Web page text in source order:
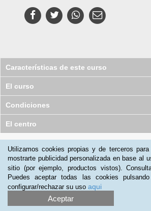
Características de este curso
El curso
Condiciones
El centro
Utilizamos cookies propias y de terceros
mostrarte publicidad personalizada en base al
sitio (por ejemplo, productos vistos).
Puedes aceptar todas las cookies
configurar/rechazar su uso aqui
Aceptar
Promociona tu negocio |
2012-2026 Aprendum
LLámanos: